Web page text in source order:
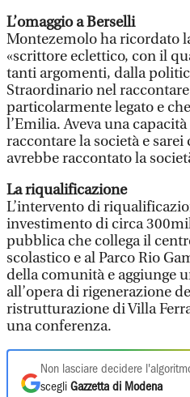
L’omaggio a Berselli
Montezemolo ha ricordato
«scrittore eclettico, con il
tanti argomenti, dalla
Straordinario nel
particolarmente legato e
l’Emilia. Aveva una
raccontare la società e
avrebbe raccontato la
La riqualificazione
L’intervento di
investimento di circa
pubblica che collega il
scolastico e al Parco Rio
della comunità e aggiunge
all’opera di rigenerazione
ristrutturazione di Villa
una conferenza.
Non lasciare decidere
scegli Gazzetta di Modena